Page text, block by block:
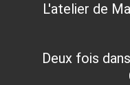
L'atelier de
Deux fois